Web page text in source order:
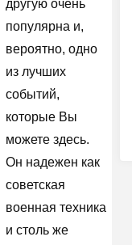
другую очень
популярна и,
вероятно, одно
из лучших
событий,
которые Вы
можете здесь.
Он надежен как
советская
военная техника
и столь же